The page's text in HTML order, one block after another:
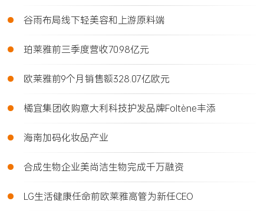
• 谷雨布局线下轻美容和上游原料端
• 珀莱雅前三季度营收70.98亿元
• 欧莱雅前9个月销售额328.07亿欧元
• 橘宜集团收购意大利科技护发品牌Foltène丰添
• 海南加码化妆品产业
• 合成生物企业美尚洁生物完成千万融资
• LG生活健康任命前欧莱雅高管为新任CEO